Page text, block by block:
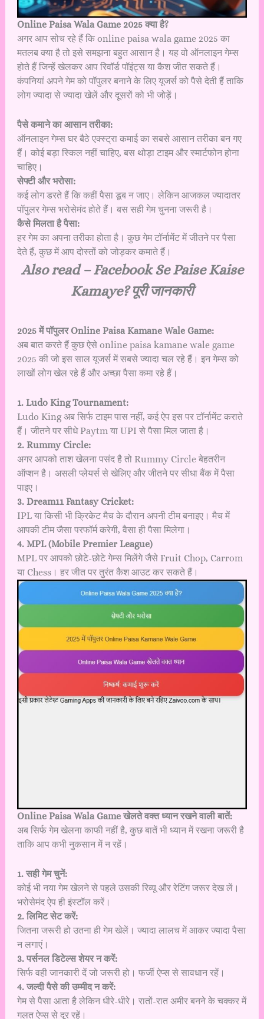
Online Paisa Wala Game 2025 क्या है?
अगर आप सोच रहे हैं कि online paisa wala game 2025 का
मतलब क्या है तो इसे समझना बहुत आसान है। यह वो ऑनलाइन गेम्स
होते हैं जिन्हें खेलकर आप रिवॉर्ड पॉइंट्स या कैश जीत सकते हैं।
कंपनियां अपने गेम को पॉपुलर बनाने के लिए यूजर्स को पैसे देती हैं ताकि
लोग ज्यादा से ज्यादा खेलें और दूसरों को भी जोड़ें।
पैसे कमाने का आसान तरीका:
ऑनलाइन गेम्स घर बैठे एक्स्ट्रा कमाई का सबसे आसान तरीका बन गए
हैं। कोई बड़ा स्किल नहीं चाहिए, बस थोड़ा टाइम और स्मार्टफोन होना
चाहिए।
सेफ्टी और भरोसा:
कई लोग डरते हैं कि कहीं पैसा डूब न जाए। लेकिन आजकल ज्यादातर
पॉपुलर गेम्स भरोसेमंद होते हैं। बस सही गेम चुनना जरूरी है।
कैसे मिलता है पैसा:
हर गेम का अपना तरीका होता है। कुछ गेम टॉर्नामेंट में जीतने पर पैसा
देते हैं, कुछ में आप दोस्तों को जोड़कर कमाते हैं।
Also read –Facebook Se Paise Kaise
Kamaye? पूरी जानकारी
2025 में पॉपुलर Online Paisa Kamane Wale Game:
अब बात करते हैं कुछ ऐसे online paisa kamane wale game
2025 की जो इस साल यूजर्स में सबसे ज्यादा चल रहे हैं। इन गेम्स को
लाखों लोग खेल रहे हैं और अच्छा पैसा कमा रहे हैं।
1. Ludo King Tournament:
Ludo King अब सिर्फ टाइम पास नहीं, कई ऐप इस पर टॉर्नामेंट कराते
हैं। जीतने पर सीधे Paytm या UPI से पैसा मिल जाता है।
2. Rummy Circle:
अगर आपको ताश खेलना पसंद है तो Rummy Circle बेहतरीन
ऑप्शन है। असली प्लेयर्स से खेलिए और जीतने पर सीधा बैंक में पैसा
पाइए।
3. Dream11 Fantasy Cricket:
IPL या किसी भी क्रिकेट मैच के दौरान अपनी टीम बनाइए। मैच में
आपकी टीम जैसा परफॉर्म करेगी, वैसा ही पैसा मिलेगा।
4. MPL (Mobile Premier League)
MPL पर आपको छोटे-छोटे गेम्स मिलेंगे जैसे Fruit Chop, Carrom
या Chess। हर जीत पर तुरंत कैश आउट कर सकते हैं।
Online Paisa Wala Game खेलते वक्त ध्यान रखने वाली बातें:
अब सिर्फ गेम खेलना काफी नहीं है, कुछ बातें भी ध्यान में रखना जरूरी है
ताकि आप कभी नुकसान में न रहें।
1. सही गेम चुनें:
कोई भी नया गेम खेलने से पहले उसकी रिव्यू और रेटिंग जरूर देख लें।
भरोसेमंद ऐप ही इंस्टॉल करें।
2. लिमिट सेट करें:
जितना जरूरी हो उतना ही गेम खेलें। ज्यादा लालच में आकर ज्यादा पैसा
न लगाएं।
3. पर्सनल डिटेल्स शेयर न करें:
सिर्फ वही जानकारी दें जो जरूरी हो। फर्जी ऐप्स से सावधान रहें।
4. जल्दी पैसे की उम्मीद न करें:
गेम से पैसा आता है लेकिन धीरे-धीरे। रातों-रात अमीर बनने के चक्कर में
गलत ऐप्स से दूर रहें।